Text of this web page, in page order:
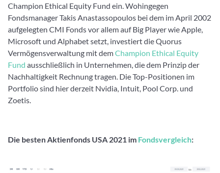
Champion Ethical Equity Fund ein. Wohingegen
Fondsmanager Takis Anastassopoulos bei dem im April 2002
aufgelegten CMI Fonds vor allem auf Big Player wie Apple,
Microsoft und Alphabet setzt, investiert die Quorus
Vermögensverwaltung mit demChampion Ethical Equity
Fund ausschließlich in Unternehmen, die dem Prinzip der
Nachhaltigkeit Rechnung tragen. Die Top-Positionen im
Portfolio sind hier derzeit Nvidia, Intuit, Pool Corp. und
Zoetis.
Die besten Aktienfonds USA 2021 im Fondsvergleich: